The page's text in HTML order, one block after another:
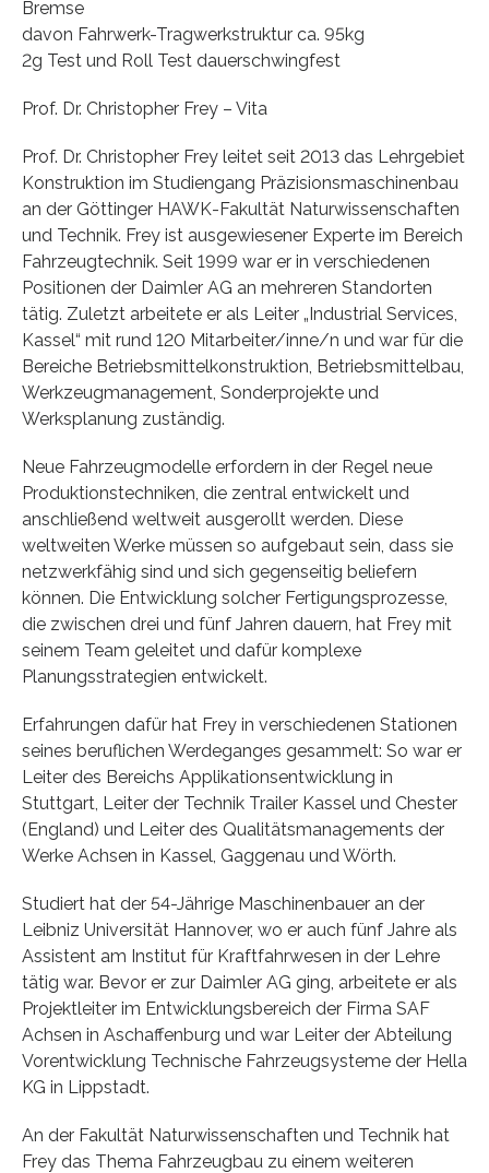
Bremse
davon Fahrwerk-Tragwerkstruktur ca. 95kg
2g Test und Roll Test dauerschwingfest
Prof. Dr. Christopher Frey – Vita
Prof. Dr. Christopher Frey leitet seit 2013 das Lehrgebiet
Konstruktion im Studiengang Präzisionsmaschinenbau
an der Göttinger HAWK-Fakultät Naturwissenschaften
und Technik. Frey ist ausgewiesener Experte im Bereich
Fahrzeugtechnik. Seit 1999 war er in verschiedenen
Positionen der Daimler AG an mehreren Standorten
tätig. Zuletzt arbeitete er als Leiter „Industrial Services,
Kassel“ mit rund 120 Mitarbeiter/inne/n und war für die
Bereiche Betriebsmittelkonstruktion, Betriebsmittelbau,
Werkzeugmanagement, Sonderprojekte und
Werksplanung zuständig.
Neue Fahrzeugmodelle erfordern in der Regel neue
Produktionstechniken, die zentral entwickelt und
anschließend weltweit ausgerollt werden. Diese
weltweiten Werke müssen so aufgebaut sein, dass sie
netzwerkfähig sind und sich gegenseitig beliefern
können. Die Entwicklung solcher Fertigungsprozesse,
die zwischen drei und fünf Jahren dauern, hat Frey mit
seinem Team geleitet und dafür komplexe
Planungsstrategien entwickelt.
Erfahrungen dafür hat Frey in verschiedenen Stationen
seines beruflichen Werdeganges gesammelt: So war er
Leiter des Bereichs Applikationsentwicklung in
Stuttgart, Leiter der Technik Trailer Kassel und Chester
(England) und Leiter des Qualitätsmanagements der
Werke Achsen in Kassel, Gaggenau und Wörth.
Studiert hat der 54-Jährige Maschinenbauer an der
Leibniz Universität Hannover, wo er auch fünf Jahre als
Assistent am Institut für Kraftfahrwesen in der Lehre
tätig war. Bevor er zur Daimler AG ging, arbeitete er als
Projektleiter im Entwicklungsbereich der Firma SAF
Achsen in Aschaffenburg und war Leiter der Abteilung
Vorentwicklung Technische Fahrzeugsysteme der Hella
KG in Lippstadt.
An der Fakultät Naturwissenschaften und Technik hat
Frey das Thema Fahrzeugbau zu einem weiteren